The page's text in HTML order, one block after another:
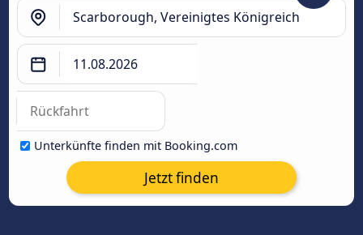
Unterkünfte finden mit Booking.com
Jetzt finden